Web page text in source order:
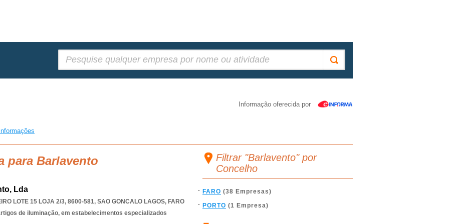
Informação oferecida por
para Barlavento
Lda
LOTE 15 LOJA 2/3, 8600-581, SAO GONCALO LAGOS, FARO
de iluminação, em estabelecimentos especializados
Filtrar "Barlavento" por
Concelho
FARO (38 Empresas)
PORTO (1 Empresa)